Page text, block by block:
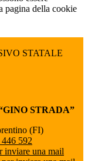
pagina della cookie
STATALE
STRADA”
(FI)
592
inviare una mail